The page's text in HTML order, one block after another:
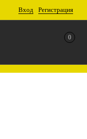
Вход Регистрация
0